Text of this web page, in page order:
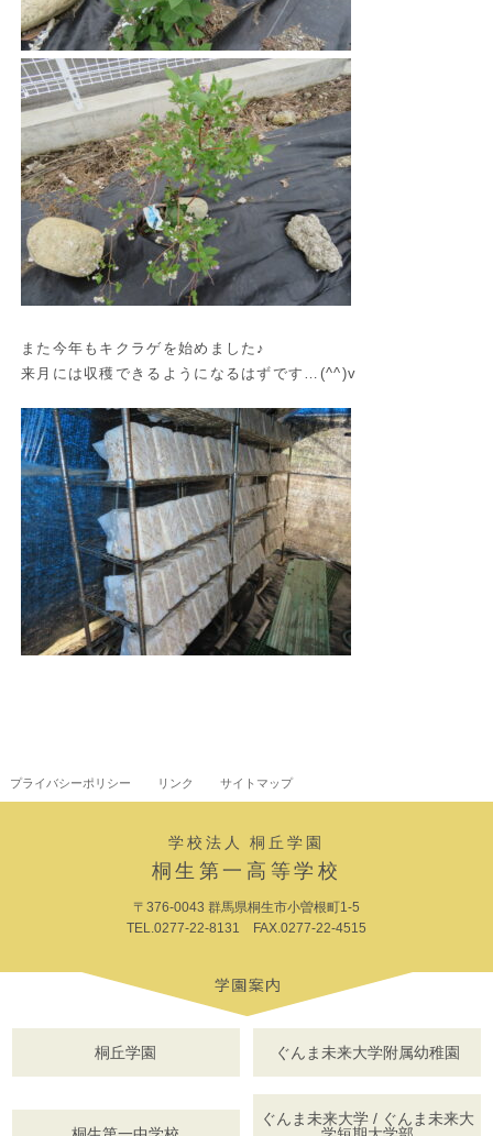
また今年もキクラゲを始めました♪
来月には収穫できるようになるはずです…(^^)v
プライバシーポリシー リンク サイトマップ
学校法人 桐丘学園
桐生第一高等学校
〒376-0043 群馬県桐生市小曽根町1-5
TEL.0277-22-8131 FAX.0277-22-4515
桐丘学園 ぐんま未来大学附属幼稚園
ぐんま未来大学 / ぐんま未来大